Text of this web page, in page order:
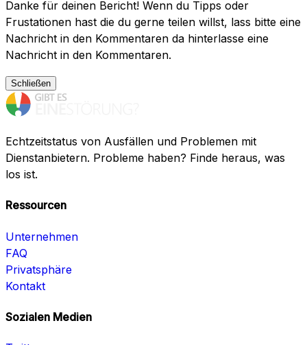
Danke für deinen Bericht! Wenn du Tipps oder
Frustationen hast die du gerne teilen willst, lass bitte eine
Nachricht in den Kommentaren da hinterlasse eine
Nachricht in den Kommentaren.
Schließen
Echtzeitstatus von Ausfällen und Problemen mit
Dienstanbietern. Probleme haben? Finde heraus, was
los ist.
Ressourcen
Unternehmen
FAQ
Privatsphäre
Kontakt
Sozialen Medien